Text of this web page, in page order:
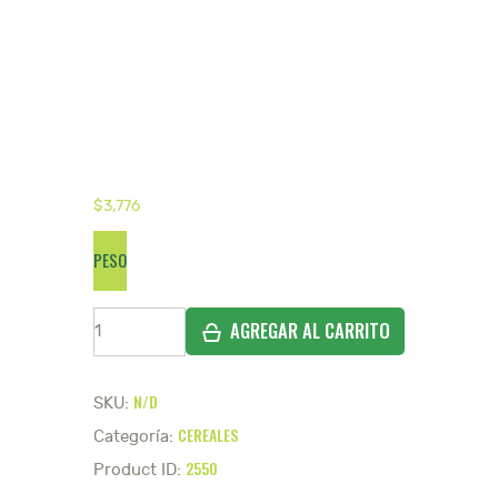
$3,776
PESO
texturizada.
SKU: N/D
Categoría: CEREALES
Product ID: 2550